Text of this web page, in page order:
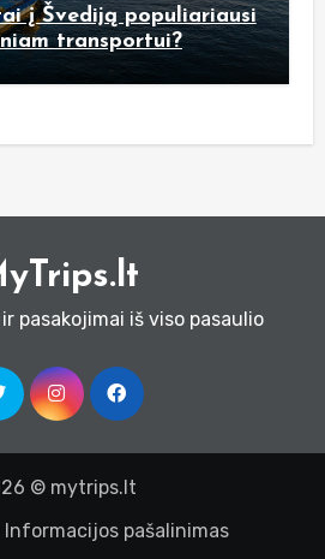
į Švediją populiariausi
transportui?
pasakojimai iš viso pasaulio
© mytrips.lt
Informacijos pašalinimas